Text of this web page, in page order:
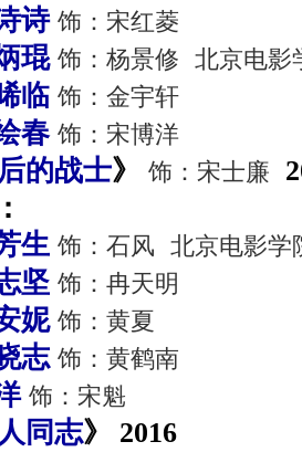
诗 饰：宋红菱
琨 饰：杨景修 北京电影
临 饰：金宇轩
春 饰：宋博洋
的战士》 饰：宋士廉
生 饰：石风 北京电影学
坚 饰：冉天明
妮 饰：黄夏
志 饰：黄鹤南
饰：宋魁
同志》 2016